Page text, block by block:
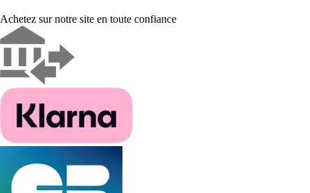
Achetez sur notre site en toute confiance